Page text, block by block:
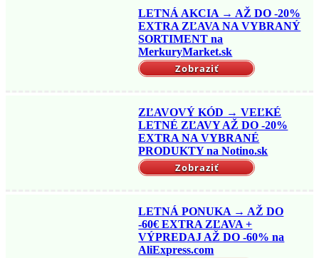
LETNÁ AKCIA → AŽ DO -20%
EXTRA ZĽAVA NA VYBRANÝ
SORTIMENT na
MerkuryMarket.sk
Zobraziť
ZĽAVOVÝ KÓD → VEĽKÉ
LETNÉ ZĽAVY AŽ DO -20%
EXTRA NA VYBRANÉ
PRODUKTY na Notino.sk
Zobraziť
LETNÁ PONUKA → AŽ DO
-60€ EXTRA ZĽAVA +
VÝPREDAJ AŽ DO -60% na
AliExpress.com